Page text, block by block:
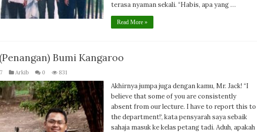
terasa nyaman sekali. “Habis, apa yang …
Read More »
Bumi Kangaroo
Arkib 0 831
Akhirnya jumpa juga dengan kamu, Mr. Jack! “I
believe that some of you are consistently
absent from our lecture. I have to report this to
the department!‘, kata pensyarah saya sebaik
sahaja masuk ke kelas petang tadi. Aduh, apakah